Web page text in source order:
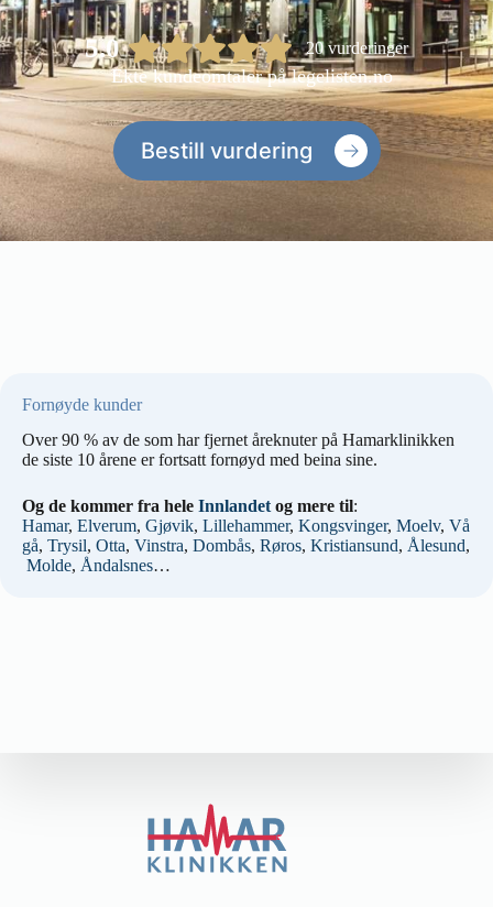
5.0 20 vurderinger
Ekte kundeomtaler pålegelisten.no
Bestill vurdering
Fornøyde kunder
Over 90 % av de som har fjernet åreknuter på Hamarklinikken
de siste 10 årene er fortsatt fornøyd med beina sine.
Og de kommer fra hele Innlandet og mere til:
Hamar, Elverum, Gjøvik, Lillehammer, Kongsvinger, Moelv, Vå
gå, Trysil, Otta, Vinstra, Dombås, Røros, Kristiansund, Ålesund,
Molde, Åndalsnes…